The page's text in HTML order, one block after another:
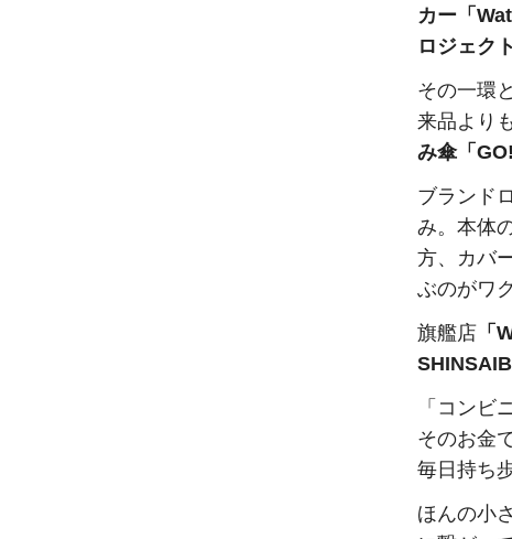
カー「
ロジェクト
その一環
来品よりも
み傘「
ブランド
み。本体
方、カバ
ぶのがワ
旗艦店 「
「コンビ
そのお金
毎日持ち
ほんの小